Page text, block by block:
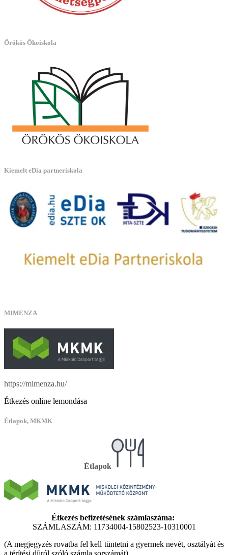
Örökös Ökoiskola
Kiemelt eDia partneriskola
MIMENZA
https://mimenza.hu/
Étkezés online lemondása
Étlapok, MKMK
Étlapok
Étkezés befizetésének számlaszáma:
SZÁMLASZÁM: 11734004-15802523-10310001
(A megjegyzés rovatba fel kell tüntetni a gyermek nevét, osztályát és